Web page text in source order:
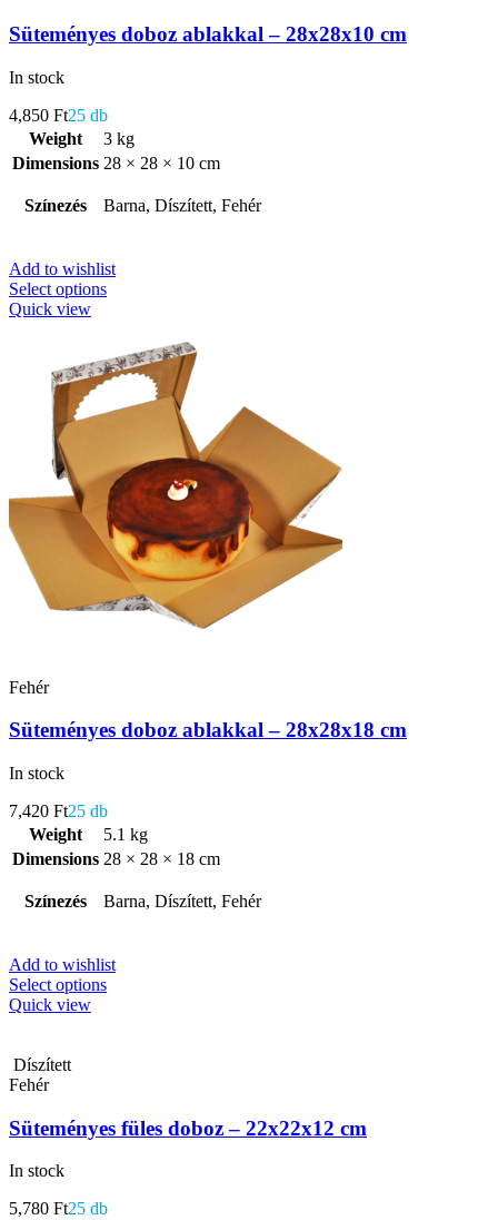
Süteményes doboz ablakkal – 28x28x10 cm
In stock
4,850 Ft25 db
Weight
3 kg
Dimensions 28 × 28 × 10 cm
Színezés Barna, Díszített, Fehér
Add to wishlist
Select options
Quick view
Fehér
Süteményes doboz ablakkal – 28x28x18 cm
In stock
7,420 Ft25 db
Weight
5.1 kg
Dimensions 28 × 28 × 18 cm
Színezés Barna, Díszített, Fehér
Add to wishlist
Select options
Quick view
Díszített
Fehér
Süteményes füles doboz – 22x22x12 cm
In stock
5,780 Ft25 db